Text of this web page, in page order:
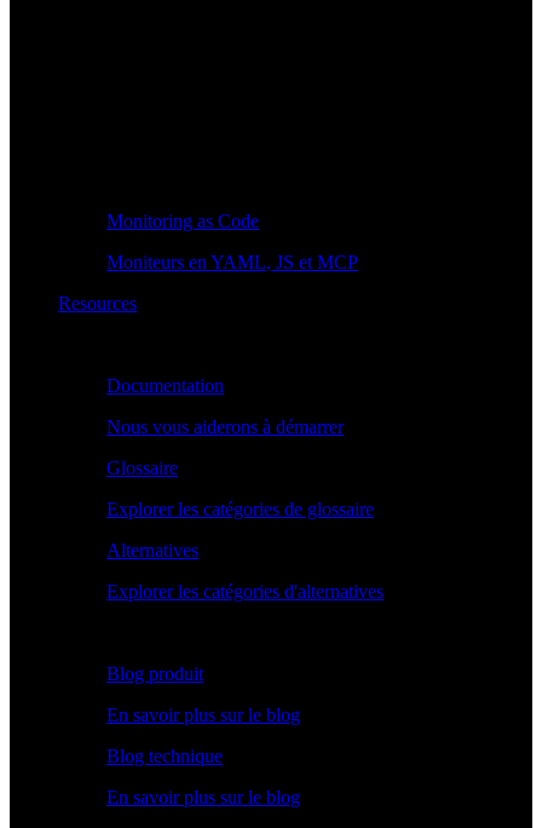
Monitoring as Code
Moniteurs en YAML, JS et MCP
Resources
Documentation
Nous vous aiderons à démarrer
Glossaire
Explorer les catégories de glossaire
Alternatives
Explorer les catégories d'alternatives
Blog produit
En savoir plus sur le blog
Blog technique
En savoir plus sur le blog